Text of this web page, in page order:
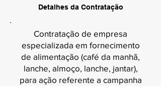
Detalhes da Contratação
Contratação de empresa
especializada em fornecimento
de alimentação (café da manhã,
lanche, almoço, lanche, jantar),
para ação referente a campanha